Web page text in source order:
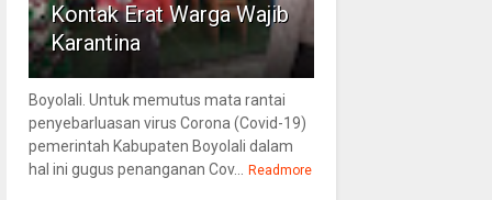
Kontak Erat Warga Wajib
Karantina
Boyolali. Untuk memutus mata rantai
penyebarluasan virus Corona (Covid-19)
pemerintah Kabupaten Boyolali dalam
hal ini gugus penanganan Cov... Readmore